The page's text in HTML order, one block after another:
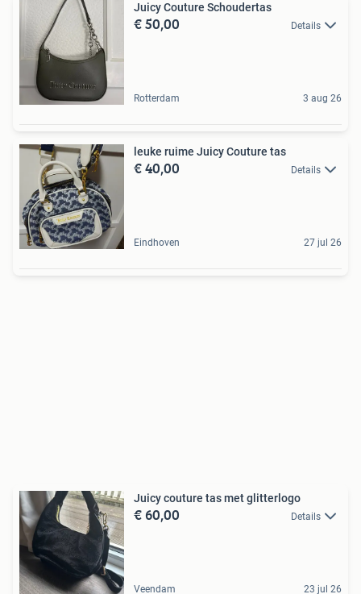
Juicy Couture Schoudertas
€ 50,00 Details
Rotterdam 3 aug 26
leuke ruime Juicy Couture tas
€ 40,00 Details
Eindhoven 27 jul 26
Juicy couture tas met glitterlogo
€ 60,00 Details
Veendam 23 jul 26